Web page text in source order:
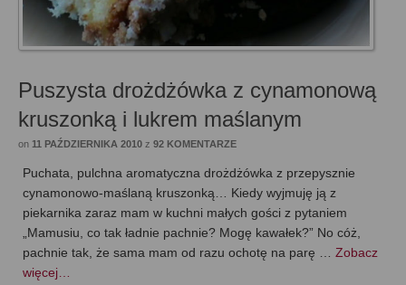
Puszysta drożdżówka z cynamonową
kruszonką i lukrem maślanym
on 11 PAŹDZIERNIKA 2010 z 92 KOMENTARZE
Puchata, pulchna aromatyczna drożdżówka z przepysznie
cynamonowo-maślaną kruszonką… Kiedy wyjmuję ją z
piekarnika zaraz mam w kuchni małych gości z pytaniem
„Mamusiu, co tak ładnie pachnie? Mogę kawałek?” No cóż,
pachnie tak, że sama mam od razu ochotę na parę … Zobacz
więcej…